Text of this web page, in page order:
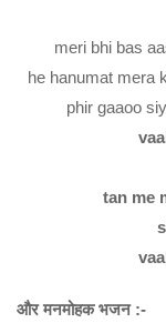
meri bhi bas
he hanumat mera
phir gaaoo
tan me
और मनमोहक भजन :-